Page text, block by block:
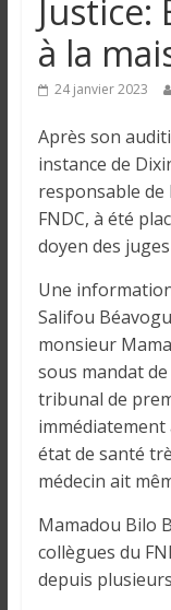
n
g
u
e
à la
24 janvier 2023
Après son
instance de
responsable
FNDC, à été
doyen des
Une
Salifou
monsieur
sous mandat
tribunal de
état de santé
médecin ait
Mamadou Bilo
collègues du
depuis